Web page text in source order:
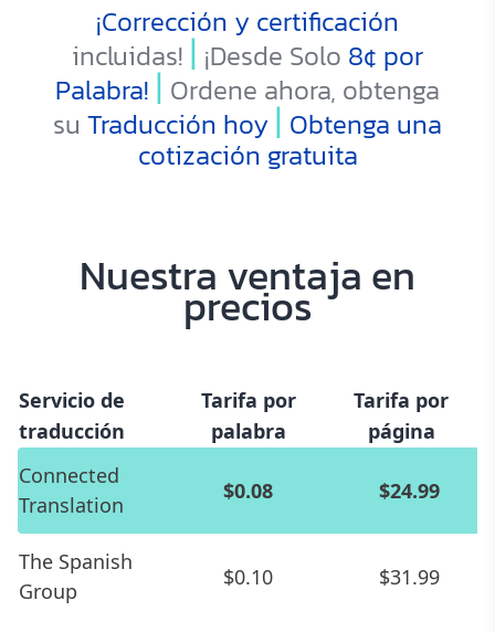
¡Corrección y certificación
incluidas! | ¡Desde Solo 8¢ por
Palabra! | Ordene ahora, obtenga
su Traducción hoy | Obtenga una
cotización gratuita
Nuestra ventaja en
precios
Servicio de
traducción
Tarifa por
palabra
Tarifa por
página
Connected
Translation
$0.08 $24.99
The Spanish
Group
$0.10 $31.99